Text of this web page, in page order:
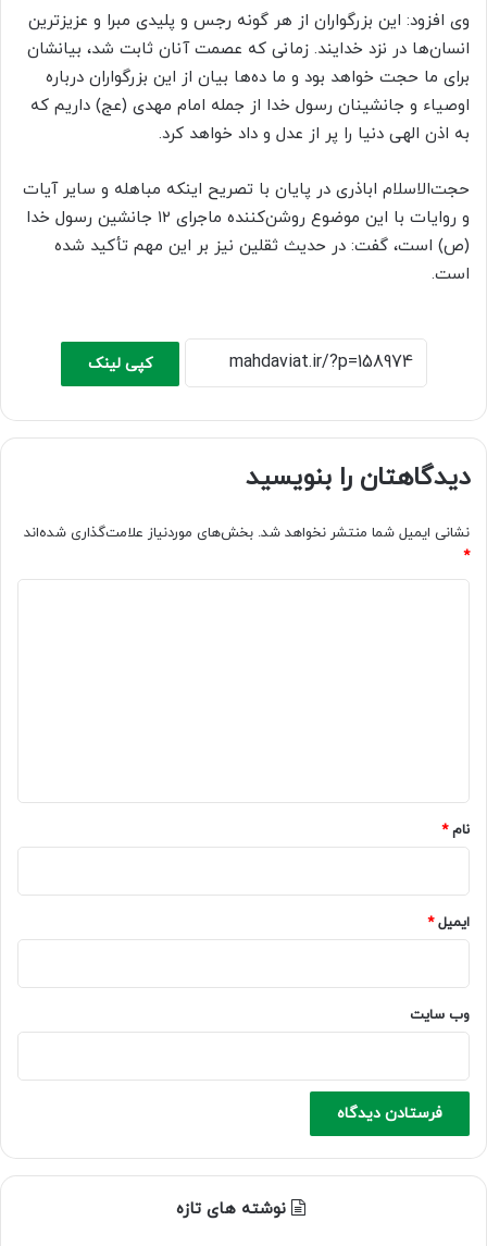
وی افزود: این بزرگواران از هر گونه رجس و پلیدی مبرا و عزیزترین
انسان‌ها در نزد خدایند. زمانی که عصمت آنان ثابت شد، بیانشان
برای ما حجت خواهد بود و ما ده‌ها بیان از این بزرگواران درباره
اوصیاء و جانشینان رسول خدا از جمله امام مهدی (عج) داریم که
به اذن الهی دنیا را پر از عدل و داد خواهد کرد.
حجت‌الاسلام اباذری در پایان با تصریح اینکه مباهله و سایر آیات
و روایات با این موضوع روشن‌کننده ماجرای ۱۲ جانشین رسول خدا
(ص) است، گفت: در حدیث ثقلین نیز بر این مهم تأکید شده
است.
کپی لینک
دیدگاهتان را بنویسید
نشانی ایمیل شما منتشر نخواهد شد. بخش‌های موردنیاز علامت‌گذاری شده‌اند
*
نام*
ایمیل*
وب‌ سایت
نوشته های تازه